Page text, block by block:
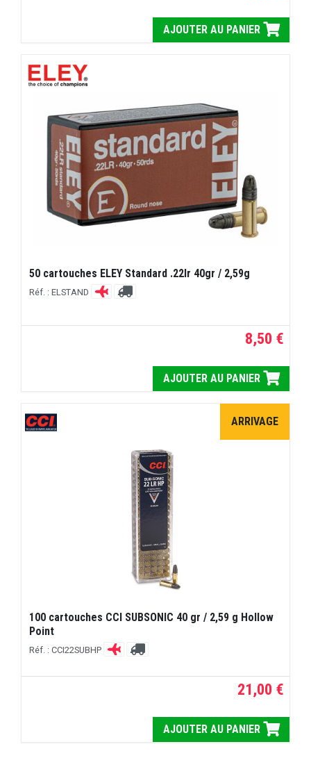
AJOUTER AU PANIER
50 cartouches ELEY Standard .22lr 40gr / 2,59g
Réf. : ELSTAND
8,50 €
AJOUTER AU PANIER
ARRIVAGE
100 cartouches CCI SUBSONIC 40 gr / 2,59 g Hollow
Point
Réf. : CCI22SUBHP
21,00 €
AJOUTER AU PANIER